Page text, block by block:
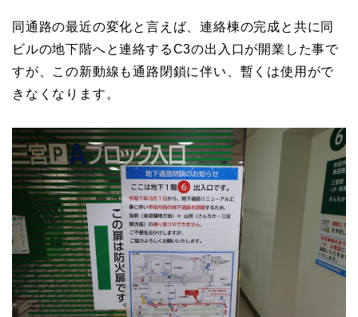
同通路の最近の変化と言えば、連絡棟の完成と共に同
ビルの地下階へと連絡するC3の出入口が開業した事で
すが、この新動線も通路閉鎖に伴い、暫くは使用がで
きなくなります。